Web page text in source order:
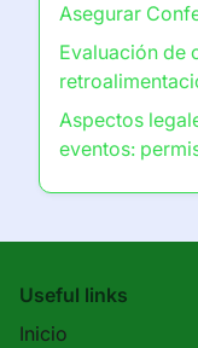
Asegurar
Evaluación de
Aspectos
eventos:
Useful links
Inicio